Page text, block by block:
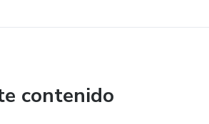
contenido